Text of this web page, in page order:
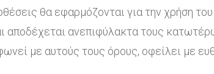
θα εφαρμόζονται για την χρήση
αποδέχεται ανεπιφύλακτα τους
με αυτούς τους όρους, οφείλει με